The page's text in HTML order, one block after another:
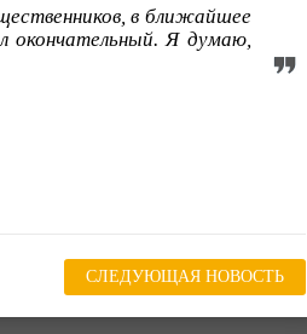
в ближайшее
окончательный. Я думаю,
СЛЕДУЮЩАЯ НОВОСТЬ